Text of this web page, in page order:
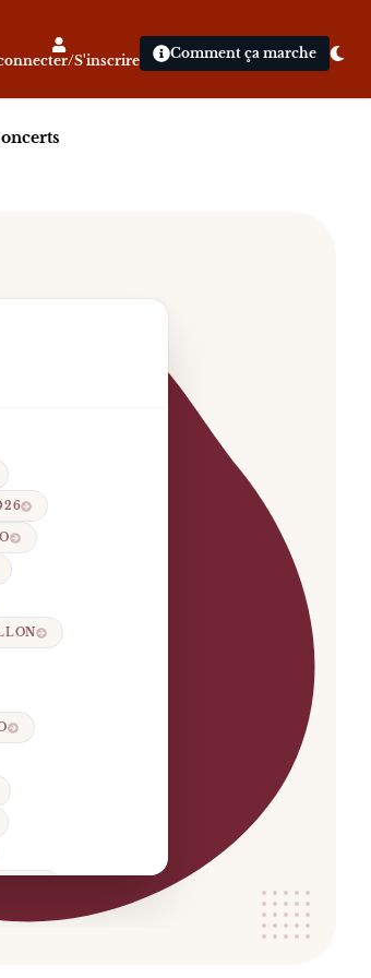
S'inscrire Comment ça marche
locales, tables gastronomiques,